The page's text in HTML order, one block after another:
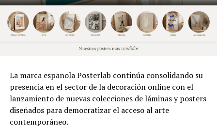
La marca española Posterlab continúa consolidando su
presencia en el sector de la decoración online con el
lanzamiento de nuevas colecciones de láminas y posters
diseñados para democratizar el acceso al arte
contemporáneo.